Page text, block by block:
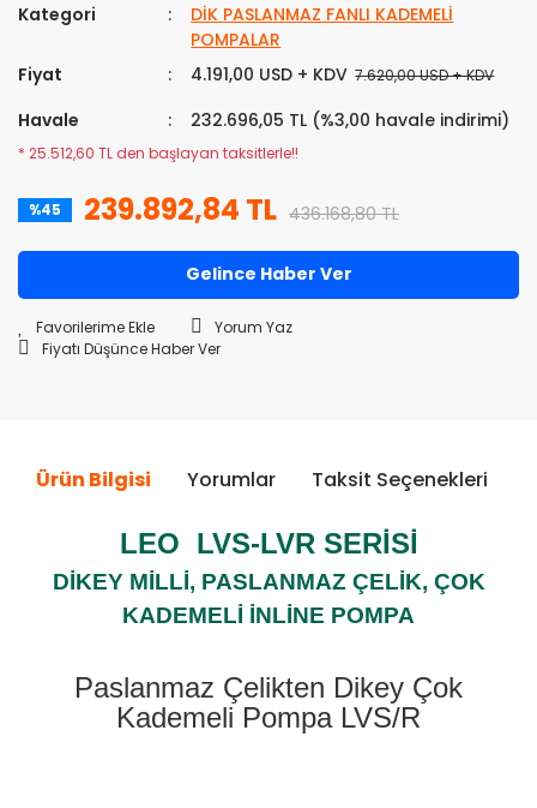
Kategori
DİK PASLANMAZ FANLI KADEMELİ
POMPALAR
Fiyat
4.191,00 USD + KDV 7.620,00 USD + KDV
Havale 232.696,05 TL (%3,00 havale indirimi)
* 25.512,60 TL den başlayan taksitlerle!!
%45 239.892,84 TL 436.168,80 TL
Gelince Haber Ver
Yorum Yaz
Fiyatı Düşünce Haber Ver
Ürün Bilgisi Yorumlar Taksit Seçenekleri
LEO LVS-LVR SERİSİ
DİKEY MİLLİ, PASLANMAZ ÇELİK, ÇOK
KADEMELİ İNLİNE POMPA
Paslanmaz Çelikten Dikey Çok
Kademeli Pompa LVS/R